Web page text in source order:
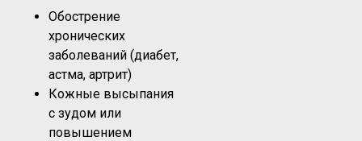
Обострение
хронических
заболеваний (диабет,
астма, артрит)
Кожные высыпания
с зудом или
повышением